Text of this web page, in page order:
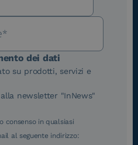
dei dati
su prodotti, servizi e
newsletter "InNews"
consenso in qualsiasi
al seguente indirizzo: